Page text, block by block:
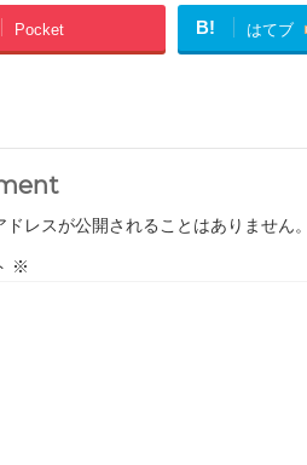
Pocket B! はてブ
ドレスが公開されることはありません。
※